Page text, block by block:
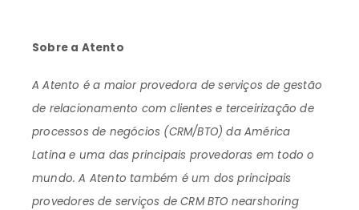
Sobre a Atento
A Atento é a maior provedora de serviços de gestão
de relacionamento com clientes e terceirização de
processos de negócios (CRM/BTO) da América
Latina e uma das principais provedoras em todo o
mundo. A Atento também é um dos principais
provedores de serviços de CRM BTO nearshoring